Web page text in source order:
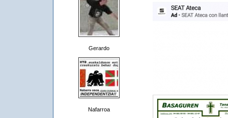
Gerardo
Nafarroa